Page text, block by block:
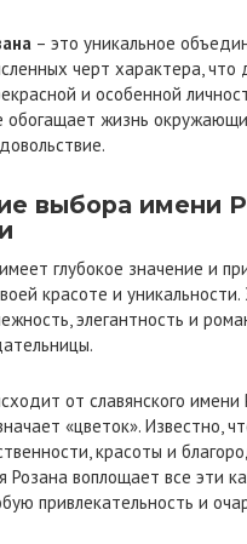
– это уникальное
черт характера, что
и особенной
обогащает жизнь
выбора имени
глубокое значение и
красоте и
элегантность и
от славянского имени
«цветок». Известно,
красоты и
Розана воплощает все эти
привлекательность и